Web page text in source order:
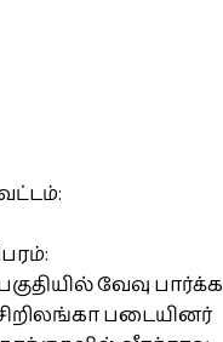
வேவு பார்க்க
படையினர்